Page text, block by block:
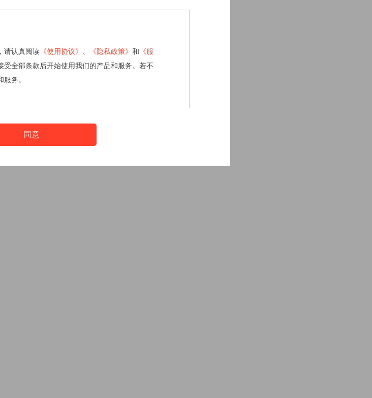
请认真阅读 《使用协议》 《隐私政策》 和 《服
受全部条款后开始使用我们的产品和服务。若不
务。
同意